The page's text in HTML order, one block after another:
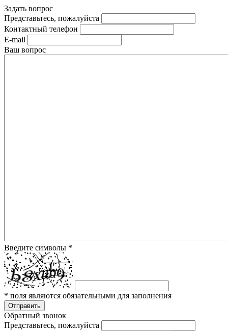
Задать вопрос
Представьтесь, пожалуйста
Контактный телефон
E-mail
Ваш вопрос
Введите символы *
* поля являются обязательными для заполнения
Отправить
Обратный звонок
Представьтесь, пожалуйста